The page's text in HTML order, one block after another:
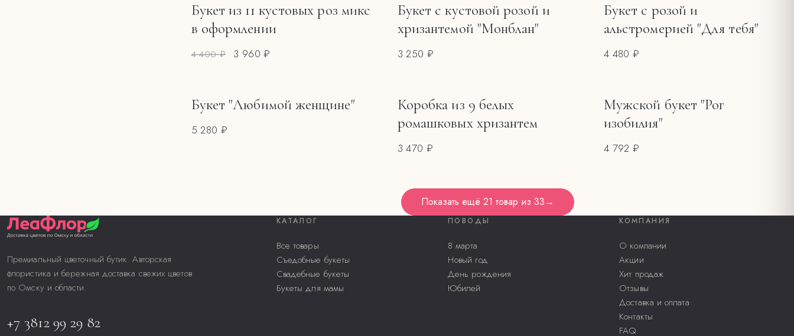
РАСПРОДАЖА
Букет из 11 кустовых роз микс
в оформлении
4 400 ₽ 3 960 ₽
Букет с кустовой розой и
хризантемой "Монблан"
3 250 ₽
Букет с розой и
альстромерией "Для тебя"
4 480 ₽
Букет "Любимой женщине"
5 280 ₽
Коробка из 9 белых
ромашковых хризантем
3 470 ₽
Мужской букет "Рог
изобилия"
4 792 ₽
Показать ещё21 товар из33→
Премиальный цветочный бутик. Авторская
флористика и бережная доставка свежих цветов
по Омску и области.
+7 3812 99 29 82
КАТАЛОГ
Все товары
Съедобные букеты
Свадебные букеты
Букеты для мамы
ПОВОДЫ
8 марта
Новый год
День рождения
Юбилей
КОМПАНИЯ
О компании
Акции
Хит продаж
Отзывы
Доставка и оплата
Контакты
FAQ